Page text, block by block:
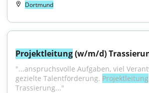
Dortmund
Projektleitung (w/m/d)
"...anspruchsvolle Aufgaben, viel
gezielte Talentförderung. Projektleitung
Trassierung..."